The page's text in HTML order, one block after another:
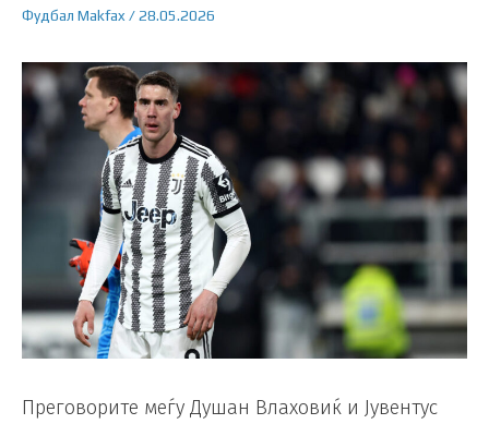
Фудбал Makfax /28.05.2026
Преговорите меѓу Душан Влаховиќ и Јувентус